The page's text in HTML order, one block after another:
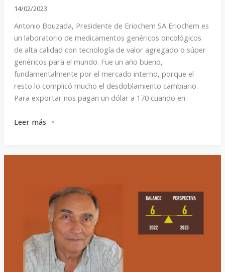
14/02/2023
Antonio Bouzada, Presidente de Eriochem SA Eriochem es
un laboratorio de medicamentos genéricos oncológicos
de alta calidad con tecnología de valor agregado o súper
genéricos para el mundo. Fue un año bueno,
fundamentalmente por el mercado interno, porque el
resto lo complicó mucho el desdoblamiento cambiario.
Para exportar nos pagan un dólar a 170 cuando en
Leer más 🠒
tememos
por